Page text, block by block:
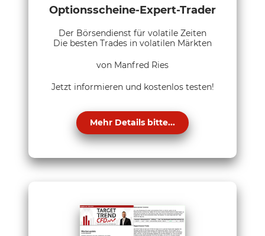
Optionsscheine-Expert-Trader
Der Börsendienst für volatile Zeiten
Die besten Trades in volatilen Märkten
von Manfred Ries
Jetzt informieren und kostenlos testen!
Mehr Details bitte...